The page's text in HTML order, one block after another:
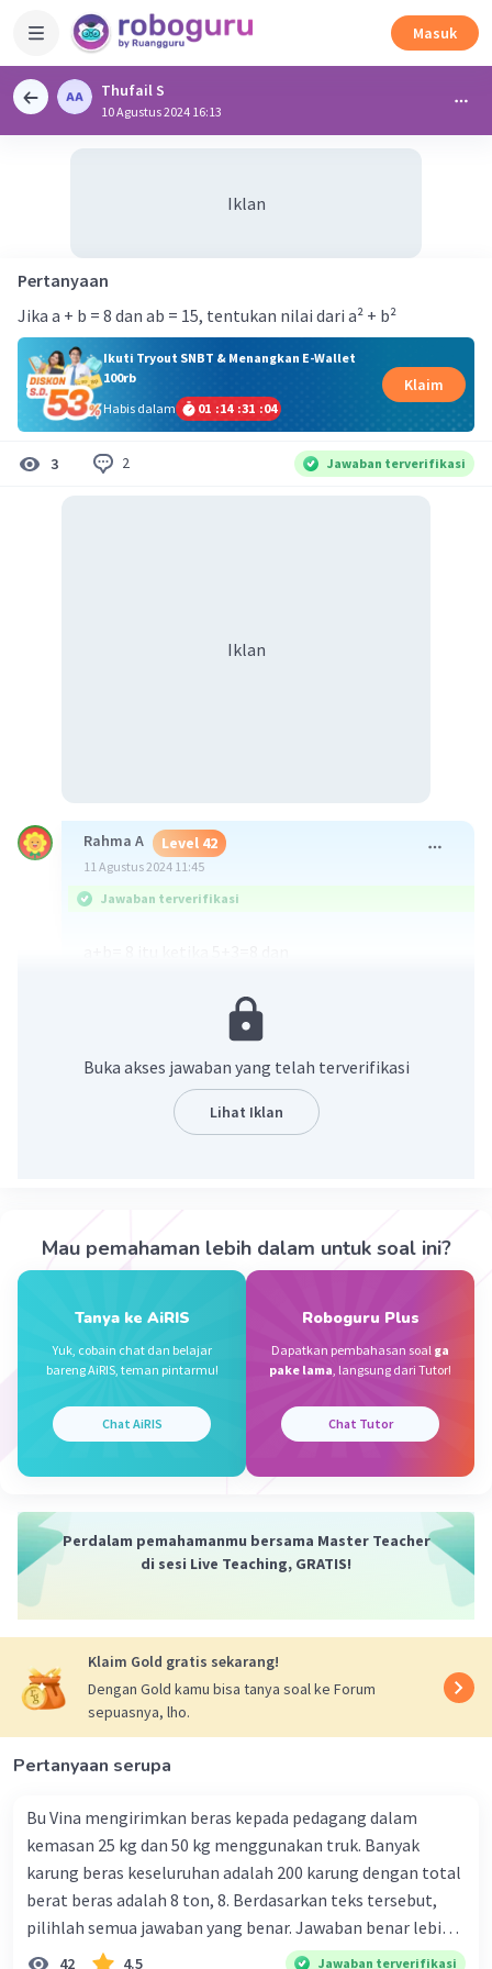
Masuk
Thufail S
10 Agustus 2024 16:13
Iklan
Pertanyaan
Jika a + b = 8 dan ab = 15, tentukan nilai dari a² + b²
Ikuti Tryout SNBT & Menangkan E-Wallet
100rb
Habis dalam
01 :14 :31 :04
Klaim
3 2 Jawaban terverifikasi
Iklan
Rahma A Level 42
11 Agustus 2024 11:45
Jawaban terverifikasi
jadi a itu 5 dan b itu 3
jadi jawabannya 34
Muhammad Z
11 Agustus 2024 07:07
a . b = 15
b = 5
karena 3 + 5 = 8, lalu 3 . 5 = 15
Buka akses jawaban yang telah terverifikasi
Lihat Iklan
Mau pemahaman lebih dalam untuk soal ini?
Tanya ke AiRIS
Yuk, cobain chat dan belajar
bareng AiRIS, teman pintarmu!
Chat AiRIS
Roboguru Plus
Dapatkan pembahasan soal ga
pake lama, langsung dari Tutor!
Chat Tutor
Perdalam pemahamanmu bersama Master Teacher
di sesi Live Teaching, GRATIS!
Klaim Gold gratis sekarang!
Dengan Gold kamu bisa tanya soal ke Forum
sepuasnya, lho.
Pertanyaan serupa
Bu Vina mengirimkan beras kepada pedagang dalam
kemasan 25 kg dan 50 kg menggunakan truk. Banyak
karung beras keseluruhan adalah 200 karung dengan total
berat beras adalah 8 ton, 8. Berdasarkan teks tersebut,
pilihlah semua jawaban yang benar. Jawaban benar lebih
dari satu. Banyak karung beras kemasan 25 kg adalah 50
42 4.5 Jawaban terverifikasi